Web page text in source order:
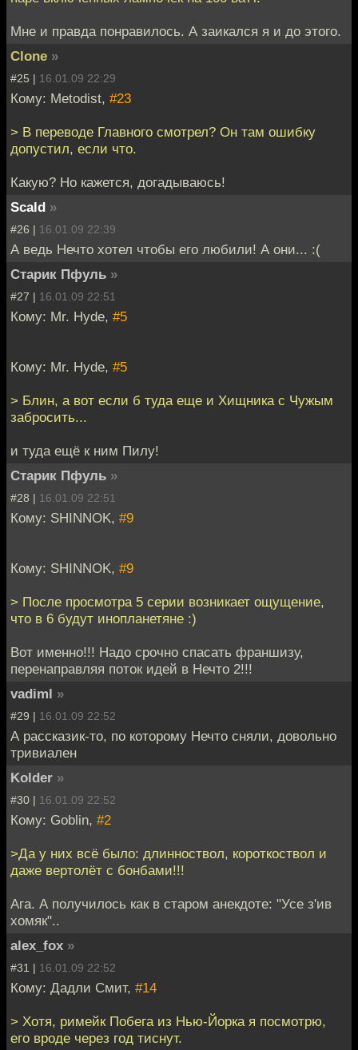
Мне и правда понравилось. А заикался я и до этого.
Clone »
#25 | 16.01.09 22:29
Кому: Metodist, #23
> В переводе Главного смотрел? Он там ошибку
допустил, если что.
Какую? Но кажется, догадываюсь!
Scald »
#26 | 16.01.09 22:39
А ведь Нечто хотел чтобы его любили! А они... :(
Старик Пфуль »
#27 | 16.01.09 22:51
Кому: Mr. Hyde, #5
Кому: Mr. Hyde, #5
> Блин, а вот если б туда еще и Хищника с Чужым
забросить...
и туда ещё к ним Пилу!
Старик Пфуль »
#28 | 16.01.09 22:51
Кому: SHINNOK, #9
Кому: SHINNOK, #9
> После просмотра 5 серии возникает ощущение,
что в 6 будут инопланетяне :)
Вот именно!!! Надо срочно спасать франшизу,
перенаправляя поток идей в Нечто 2!!!
vadiml »
#29 | 16.01.09 22:52
А рассказик-то, по которому Нечто сняли, довольно
тривиален
Kolder »
#30 | 16.01.09 22:52
Кому: Goblin, #2
>Да у них всё было: длинноствол, короткоствол и
даже вертолёт с бонбами!!!
Ага. А получилось как в старом анекдоте: "Усе з'ив
хомяк"..
alex_fox »
#31 | 16.01.09 22:52
Кому: Дадли Смит, #14
> Хотя, римейк Побега из Нью-Йорка я посмотрю,
его вроде через год тиснут.